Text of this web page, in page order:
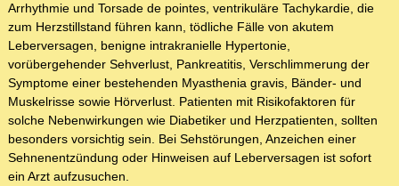
Arrhythmie und Torsade de pointes, ventrikuläre Tachykardie, die
zum Herzstillstand führen kann, tödliche Fälle von akutem
Leberversagen, benigne intrakranielle Hypertonie,
vorübergehender Sehverlust, Pankreatitis, Verschlimmerung der
Symptome einer bestehenden Myasthenia gravis, Bänder- und
Muskelrisse sowie Hörverlust. Patienten mit Risikofaktoren für
solche Nebenwirkungen wie Diabetiker und Herzpatienten, sollten
besonders vorsichtig sein. Bei Sehstörungen, Anzeichen einer
Sehnenentzündung oder Hinweisen auf Leberversagen ist sofort
ein Arzt aufzusuchen.